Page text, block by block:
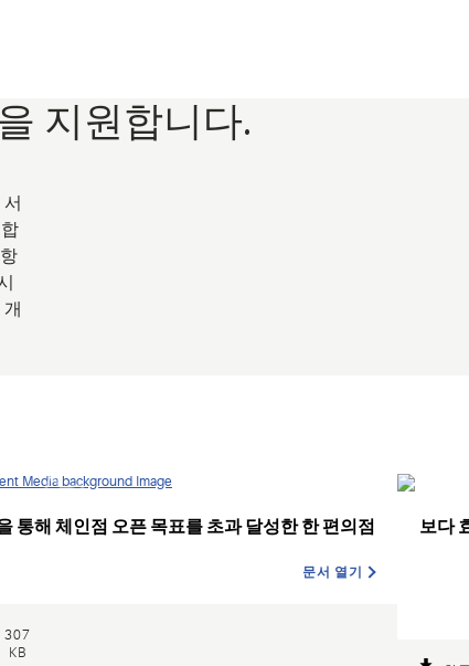
지원합니다.
통해 체인점 오픈 목표를 초과 달성한 한 편의점
문서 열기
307
KB
보다